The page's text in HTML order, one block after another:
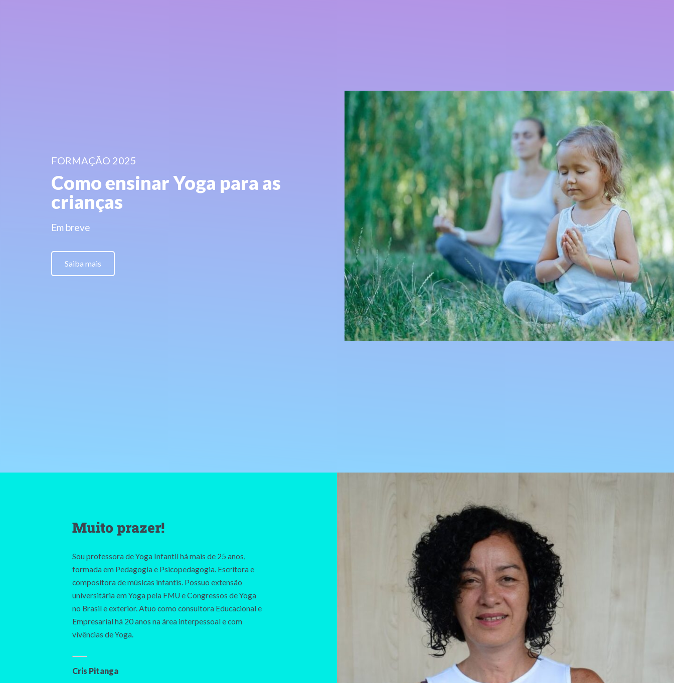
FORMAÇÃO 2025
Como ensinar Yoga para as
crianças
Em breve
Saiba mais
Muito prazer!
Sou professora de Yoga Infantil há mais de 25 anos,
formada em Pedagogia e Psicopedagogia. Escritora e
compositora de músicas infantis. Possuo extensão
universitária em Yoga pela FMU e Congressos de Yoga
no Brasil e exterior. Atuo como consultora Educacional e
Empresarial há 20 anos na área interpessoal e com
vivências de Yoga.
Cris Pitanga